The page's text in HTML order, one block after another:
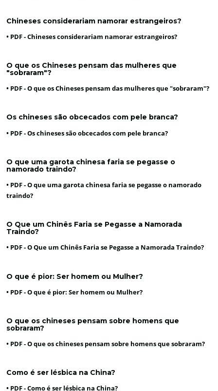
Chineses considerariam namorar estrangeiros?
• PDF -Chineses considerariam namorar estrangeiros?
O que os Chineses pensam das mulheres que
"sobraram"?
• PDF -O que os Chineses pensam das mulheres que "sobraram"?
Os chineses são obcecados com pele branca?
• PDF -Os chineses são obcecados com pele branca?
O que uma garota chinesa faria se pegasse o
namorado traindo?
• PDF -O que uma garota chinesa faria se pegasse o namorado
traindo?
O Que um Chinês Faria se Pegasse a Namorada
Traindo?
• PDF -O Que um Chinês Faria se Pegasse a Namorada Traindo?
O que é pior: Ser homem ou Mulher?
• PDF -O que é pior: Ser homem ou Mulher?
O que os chineses pensam sobre homens que
sobraram?
• PDF -O que os chineses pensam sobre homens que sobraram?
Como é ser lésbica na China?
• PDF -Como é ser lésbica na China?